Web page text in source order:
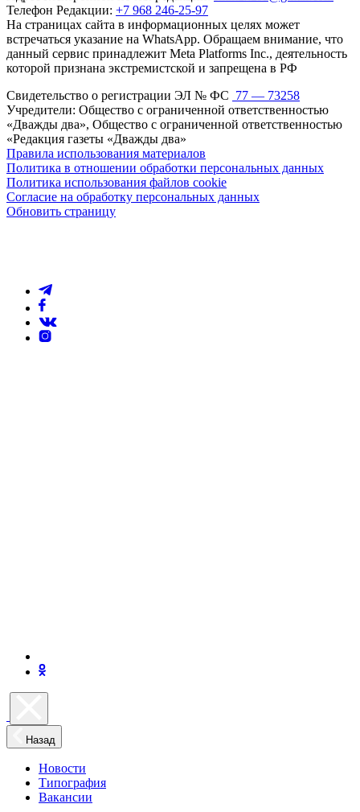
Телефон Редакции: +7 968 246-25-97
На страницах сайта в информационных целях может
встречаться указание на WhatsApp. Обращаем внимание, что
данный сервис принадлежит Meta Platforms Inc., деятельность
которой признана экстремистской и запрещена в РФ
Свидетельство о регистрации ЭЛ № ФС 77 — 73258
Учредители: Общество с ограниченной ответственностью
«Дважды два», Общество с ограниченной ответственностью
«Редакция газеты «Дважды два»
Правила использования материалов
Политика в отношении обработки персональных данных
Политика использования файлов cookie
Согласие на обработку персональных данных
Обновить страницу
Назад
Новости
Типография
Вакансии